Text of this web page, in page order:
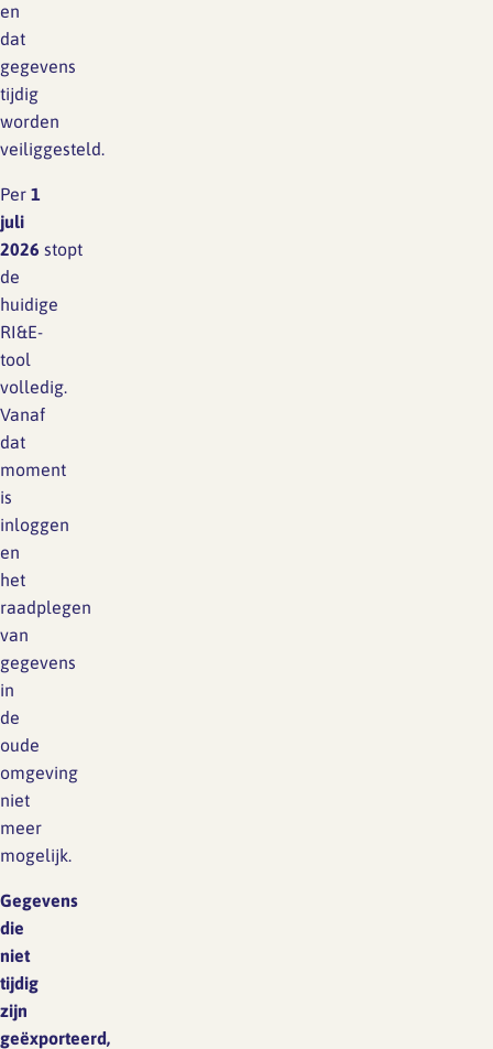
en
dat
gegevens
tijdig
worden
veiliggesteld.
Per 1
juli
2026 stopt
de
huidige
RI&E-
tool
volledig.
Vanaf
dat
moment
is
inloggen
en
het
raadplegen
van
gegevens
in
de
oude
omgeving
niet
meer
mogelijk.
Gegevens
die
niet
tijdig
zijn
geëxporteerd,